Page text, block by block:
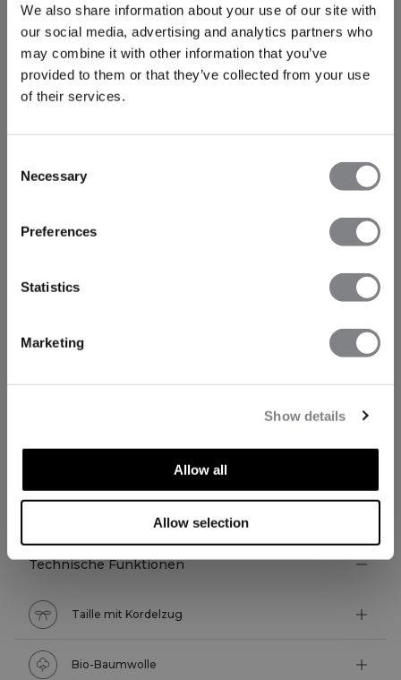
We also share information about your use of our site with
our social media, advertising and analytics partners who
may combine it with other information that you’ve
provided to them or that they’ve collected from your use
of their services.
Selection
Necessary
Preferences
Statistics
Marketing
Show details
Allow all
Allow selection
TECHNISCHE ASPEKTE
Technische Funktionen
Taille mit Kordelzug
Bio-Baumwolle